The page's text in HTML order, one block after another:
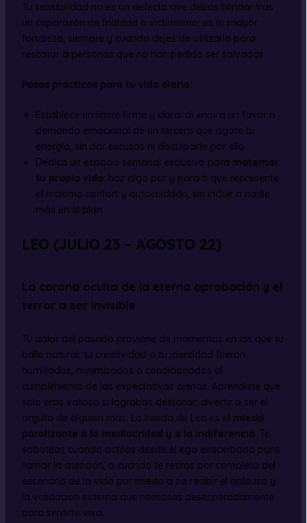
Tu sensibilidad no es un defecto que debas blindar tras
un caparazón de frialdad o victimismo; es tu mayor
fortaleza, siempre y cuando dejes de utilizarla para
rescatar a personas que no han pedido ser salvadas.
Pasos prácticos para tu vida diaria:
Establece un límite firme y claro: di «no»a un favor o
demanda emocional de un tercero que agote tu
energía, sin dar excusas ni disculparte por ello.
Dedica un espacio semanal exclusivo para maternar
tu propia vida: haz algo por y para ti que represente
el máximo confort y autocuidado, sin incluir a nadie
más en el plan.
LEO (JULIO 23 – AGOSTO 22)
La corona oculta de la eterna aprobación y el
terror a ser invisible
Tu dolor del pasado proviene de momentos en los que tu
brillo natural, tu creatividad o tu identidad fueron
humillados, minimizados o condicionados al
cumplimiento de las expectativas ajenas. Aprendiste que
solo eras valioso si lograbas destacar, divertir o ser el
orgullo de alguien más. La herida de Leo es el miedo
paralizante a la mediocridad y a la indiferencia. Te
saboteas cuando actúas desde el ego exacerbado para
llamar la atención, o cuando te retiras por completo del
escenario de la vida por miedo a no recibir el aplauso y
la validación externa que necesitas desesperadamente
para sentirte vivo.